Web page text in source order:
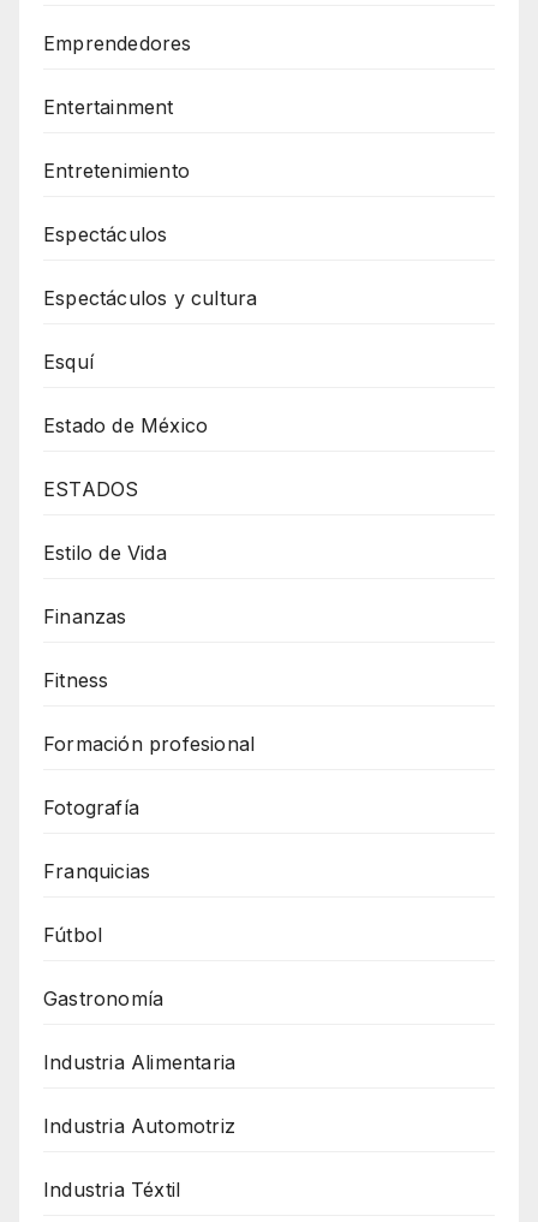
Emprendedores
Entertainment
Entretenimiento
Espectáculos
Espectáculos y cultura
Esquí
Estado de México
ESTADOS
Estilo de Vida
Finanzas
Fitness
Formación profesional
Fotografía
Franquicias
Fútbol
Gastronomía
Industria Alimentaria
Industria Automotriz
Industria Téxtil